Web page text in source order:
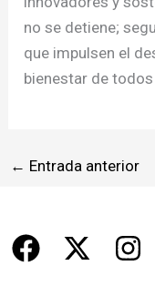
no se detiene;
que impulsen el
bienestar de todos
← Entrada anterior